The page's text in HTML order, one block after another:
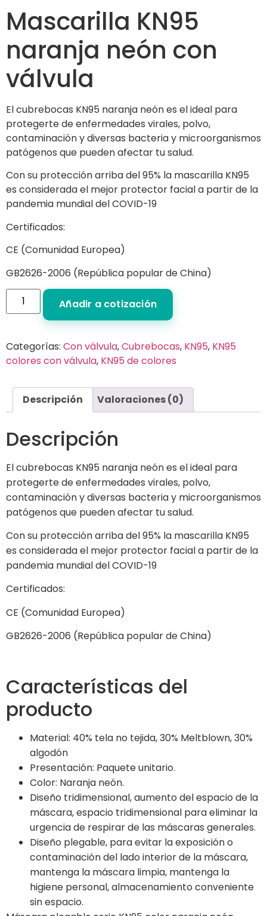
Mascarilla KN95
naranja neón con
válvula
El cubrebocas KN95 naranja neón es el ideal para
protegerte de enfermedades virales, polvo,
contaminación y diversas bacteria y microorganismos
patógenos que pueden afectar tu salud.
Con su protección arriba del 95% la mascarilla KN95
es considerada el mejor protector facial a partir de la
pandemia mundial del COVID-19
Certificados:
CE (Comunidad Europea)
GB2626-2006 (República popular de China)
Añadir a cotización
Categorías: Con válvula,Cubrebocas, KN95, KN95
colores con válvula, KN95 de colores
Descripción Valoraciones (0)
Descripción
El cubrebocas KN95 naranja neón es el ideal para
protegerte de enfermedades virales, polvo,
contaminación y diversas bacteria y microorganismos
patógenos que pueden afectar tu salud.
Con su protección arriba del 95% la mascarilla KN95
es considerada el mejor protector facial a partir de la
pandemia mundial del COVID-19
Certificados:
CE (Comunidad Europea)
GB2626-2006 (República popular de China)
Características del
producto
Material: 40% tela no tejida, 30% Meltblown, 30%
algodón
Presentación: Paquete unitario.
Color: Naranja neón.
Diseño tridimensional, aumento del espacio de la
máscara, espacio tridimensional para eliminar la
urgencia de respirar de las máscaras generales.
Diseño plegable, para evitar la exposición o
contaminación del lado interior de la máscara,
mantenga la máscara limpia, mantenga la
higiene personal, almacenamiento conveniente
sin espacio.